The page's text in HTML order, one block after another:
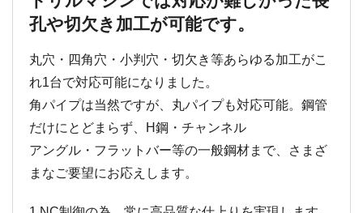
孔や切欠き加工が可能です。
丸穴・四角穴・小判穴・切欠き等あらゆる加工がこ
れ1台で対応可能になりました。
角パイプは当然ですが、丸パイプも対応可能。鋼管
だけにとどまらず、H鋼・チャンネル
アングル・フラットバー等の一般鋼材まで、さまざ
まなご要望にお応えします。